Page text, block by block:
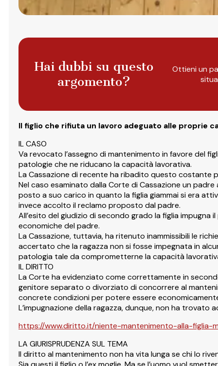
Hai dubbi su questo
argomento?
Ottieni un
Il figlio che rifiuta un lavoro adeguato alle proprie
IL CASO
Va revocato l’assegno di mantenimento in favore del
patologie che ne riducano la capacità lavorativa.
La Cassazione di recente ha ribadito questo costante
Nel caso esaminato dalla Corte di Cassazione un
posto a suo carico in quanto la figlia giammai si era
invece accolto il reclamo proposto dal padre.
All’esito del giudizio di secondo grado la figlia
economiche del padre.
La Cassazione, tuttavia, ha ritenuto inammissibili le
accertato che la ragazza non si fosse impegnata in
patologia tale da comprometterne la capacità
IL DIRITTO
La Corte ha evidenziato come correttamente in
genitore separato o divorziato di concorrere al
concrete condizioni per potere essere
L’impugnazione della ragazza, dunque, non ha trovato
https://www.diritto.it/niente-mantenimento-alla-
LA GIURISPRUDENZA SUL TEMA
Il diritto al mantenimento non ha vita lunga se chi lo